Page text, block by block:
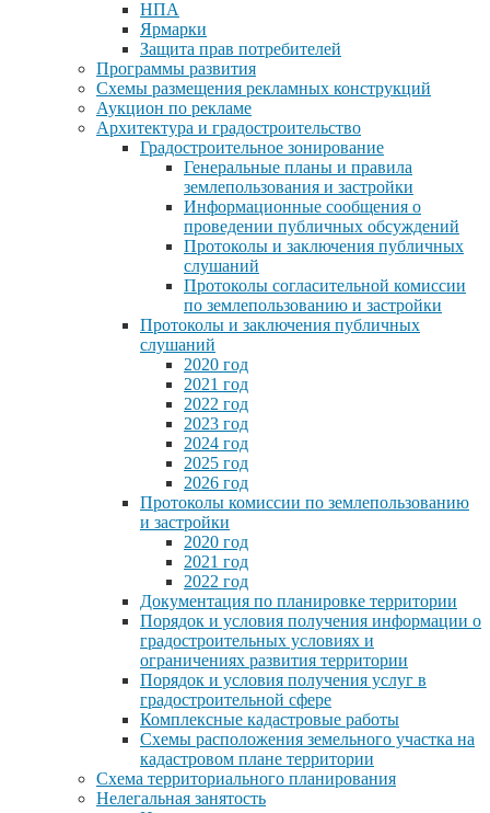
НПА
Ярмарки
Защита прав потребителей
Программы развития
Схемы размещения рекламных конструкций
Аукцион по рекламе
Архитектура и градостроительство
Градостроительное зонирование
Генеральные планы и правила
землепользования и застройки
Информационные сообщения о
проведении публичных обсуждений
Протоколы и заключения публичных
слушаний
Протоколы согласительной комиссии
по землепользованию и застройки
Протоколы и заключения публичных
слушаний
2020 год
2021 год
2022 год
2023 год
2024 год
2025 год
2026 год
Протоколы комиссии по землепользованию
и застройки
2020 год
2021 год
2022 год
Документация по планировке территории
Порядок и условия получения информации о
градостроительных условиях и
ограничениях развития территории
Порядок и условия получения услуг в
градостроительной сфере
Комплексные кадастровые работы
Схемы расположения земельного участка на
кадастровом плане территории
Схема территориального планирования
Нелегальная занятость